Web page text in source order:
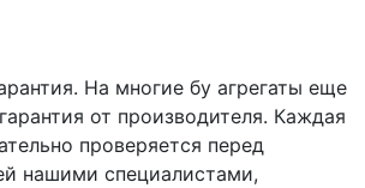
На многие бу агрегаты еще
от производителя. Каждая
проверяется перед
нашими специалистами,